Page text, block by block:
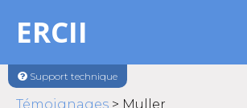
ERCII
Support technique
Témoignages > Muller